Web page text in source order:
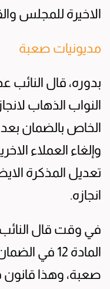
الاخيرة للمجلس
مديونيات صعبة
بدوره، قال
النواب الذهاب
الخاص بالضمان بعد
وإلغاء العملاء
تعديل المذكرة
انجازه.
في وقت قال
المادة 12 في
صعبة، وهذا قانون